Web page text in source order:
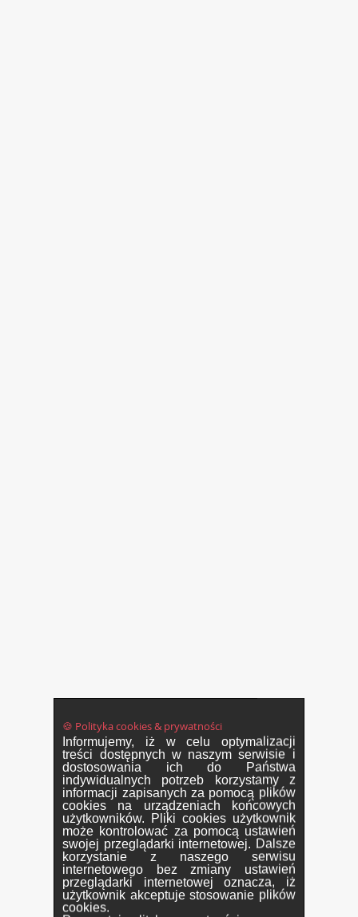
🍪 Polityka cookies & prywatności
Informujemy, iż w celu optymalizacji
treści dostępnych w naszym serwisie i
dostosowania ich do Państwa
indywidualnych potrzeb korzystamy z
informacji zapisanych za pomocą plików
cookies na urządzeniach końcowych
użytkowników. Pliki cookies użytkownik
może kontrolować za pomocą ustawień
swojej przeglądarki internetowej. Dalsze
korzystanie z naszego serwisu
internetowego bez zmiany ustawień
przeglądarki internetowej oznacza, iż
użytkownik akceptuje stosowanie plików
cookies.